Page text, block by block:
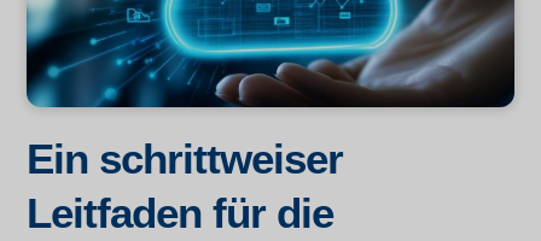
Ein schrittweiser
Leitfaden für die